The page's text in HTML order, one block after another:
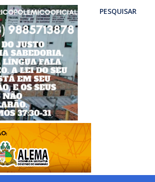
PESQUISAR